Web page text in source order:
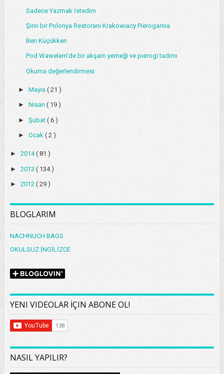
Sadece Yazmak İstedim
Şirin bir Polonya Restoranı Krakowiacy Pierogarnia
Ben Küçükken
Pod Wawelem'de bir akşam yemeği ve pierogi tadımı
Okuma değerlendirmesi
► Mayıs ( 21 )
► Nisan ( 19 )
► Şubat ( 6 )
► Ocak ( 2 )
► 2014( 81 )
► 2013 ( 134 )
► 2012 ( 29 )
BLOGLARIM
NACHNUCH BAGS
OKULSUZ İNGİLİZCE
YENI VIDEOLAR İÇIN ABONE OL!
NASIL YAPILIR?